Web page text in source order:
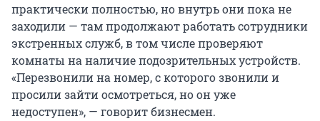
практически полностью, но внутрь они пока не
заходили — там продолжают работать сотрудники
экстренных служб, в том числе проверяют
комнаты на наличие подозрительных устройств.
«Перезвонили на номер, с которого звонили и
просили зайти осмотреться, но он уже
недоступен», — говорит бизнесмен.